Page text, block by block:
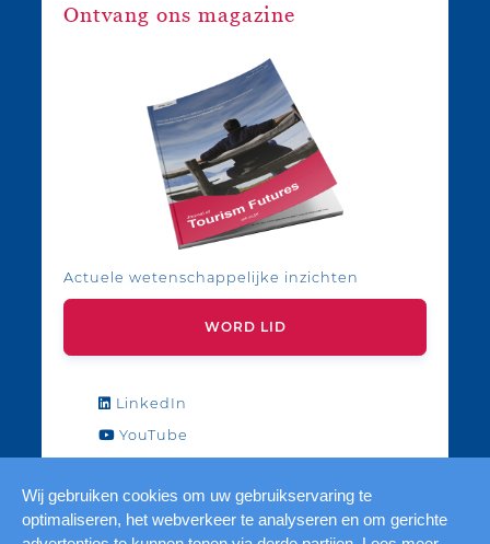
Ontvang ons magazine
Actuele wetenschappelijke inzichten
WORD LID
LinkedIn
YouTube
Wij gebruiken cookies om uw gebruikservaring te
optimaliseren, het webverkeer te analyseren en om gerichte